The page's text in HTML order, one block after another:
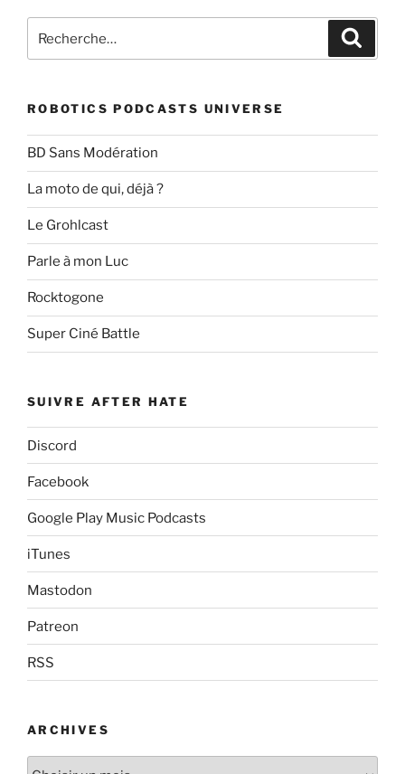
pour
ROBOTICS PODCASTS UNIVERSE
BD Sans Modération
La moto de qui, déjà ?
Le Grohlcast
Parle à mon Luc
Rocktogone
Super Ciné Battle
SUIVRE AFTER HATE
Discord
Facebook
Google Play Music Podcasts
iTunes
Mastodon
Patreon
RSS
ARCHIVES
Archives